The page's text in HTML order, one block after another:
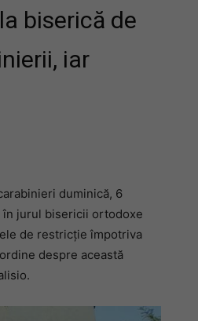
românului
biserică de
iar
duminică, 6
în jurul bisericii ortodoxe
de restricție împotriva
despre această